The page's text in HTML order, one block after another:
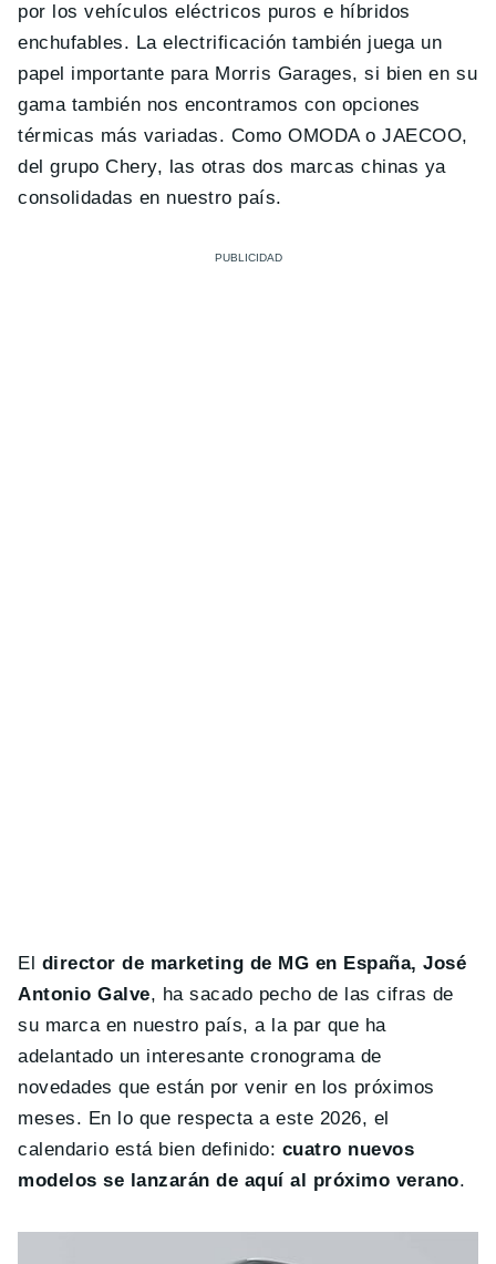
por los vehículos eléctricos puros e híbridos
enchufables. La electrificación también juega un
papel importante para Morris Garages, si bien en su
gama también nos encontramos con opciones
térmicas más variadas. Como OMODA o JAECOO,
del grupo Chery, las otras dos marcas chinas ya
consolidadas en nuestro país.
El director de marketing de MG en España, José
Antonio Galve, ha sacado pecho de las cifras de
su marca en nuestro país, a la par que ha
adelantado un interesante cronograma de
novedades que están por venir en los próximos
meses. En lo que respecta a este 2026, el
calendario está bien definido: cuatro nuevos
modelos se lanzarán de aquí al próximo verano.